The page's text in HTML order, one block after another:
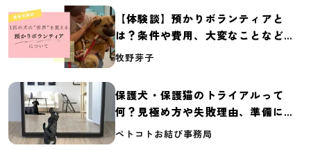
【体験談】預かりボランティアと
は？条件や費用、大変なことなど紹
介
牧野芽子
保護犬・保護猫のトライアルって
何？見極め方や失敗理由、準備に必
要なものを紹介
ペトコトお結び事務局